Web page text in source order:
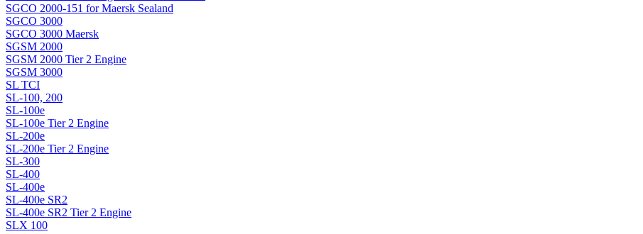
SGCO 2000-151 for Maersk Sealand
SGCO 3000
SGCO 3000 Maersk
SGSM 2000
SGSM 2000 Tier 2 Engine
SGSM 3000
SL TCI
SL-100, 200
SL-100e
SL-100e Tier 2 Engine
SL-200e
SL-200e Tier 2 Engine
SL-300
SL-400
SL-400e
SL-400e SR2
SL-400e SR2 Tier 2 Engine
SLX 100